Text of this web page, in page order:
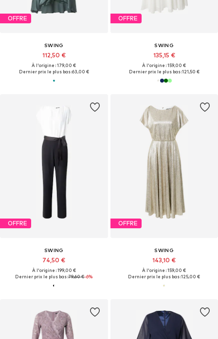
OFFRE
SWING
112,50 €
À l'origine : 179,00 €
Dernier prix le plus bas :63,00 €
OFFRE
SWING
135,15 €
À l'origine : 159,00 €
Dernier prix le plus bas :121,50 €
OFFRE
SWING
74,50 €
À l'origine : 199,00 €
Dernier prix le plus bas :79,60 €-6%
OFFRE
SWING
143,10 €
À l'origine : 159,00 €
Dernier prix le plus bas :125,00 €